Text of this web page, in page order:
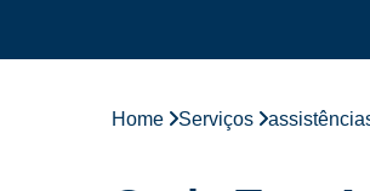
Home Serviços